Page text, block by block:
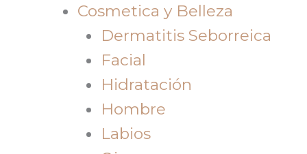
Cosmetica y Belleza
Dermatitis Seborreica
Facial
Hidratación
Hombre
Labios